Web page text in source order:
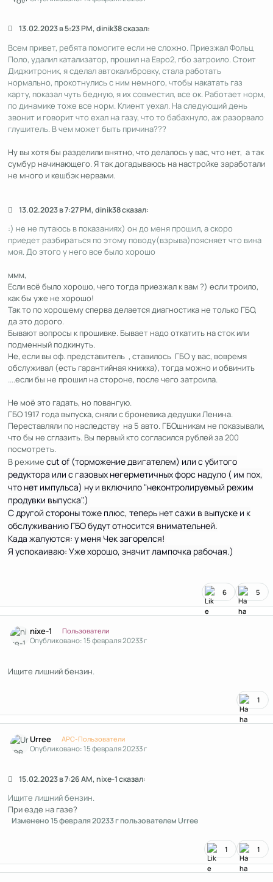
13.02.2023 в 5:23 PM, dinik38 сказал:
Всем привет, ребята помогите если не сложно. Приезжал Фольц
Поло, удалил катализатор, прошил на Евро2, гбо затроило. Стоит
Диджитроник, я сделал автокалибровку, стала работать
нормально, прокотнулись с ним немного, чтобы накатать газ
карту, показал чуть бедную, я их совместил, все ок. Работает норм,
по динамике тоже все норм. Клиент уехал. На следующий день
звонит и говорит что ехал на газу, что то бабахнуло, аж разорвало
глушитель. В чем может быть причина???
Ну вы хотя бы разделили внятно, что делалось у вас, что нет, а так
сумбур начинающего. Я так догадываюсь на настройке заработали
не много и кешбэк нервами.
13.02.2023 в 7:27 PM, dinik38 сказал:
:) не не путаюсь в показаниях) он до меня прошил, а скоро
приедет разбираться по этому поводу(взрыва)поясняет что вина
моя. До этого у него все было хорошо
ммм,
Если всё было хорошо, чего тогда приезжал к вам ?) если троило,
как бы уже не хорошо!
Так то по хорошему сперва делается диагностика не только ГБО,
да это дорого.
Бывают вопросы к прошивке. Бывает надо откатить на сток или
подменный подкинуть.
Не, если вы оф. представитель , ставилось ГБО у вас, вовремя
обслуживал (есть гарантийная книжка), тогда можно и обвинить
....если бы не прошил на стороне, после чего затроила.
Не моё это гадать, но повангую.
ГБО 1917 года выпуска, сняли с броневика дедушки Ленина.
Переставляли по наследству на 5 авто. ГБОшникам не показывали,
что бы не сглазить. Вы первый кто согласился рублей за 200
посмотреть.
В режиме cut of (торможение двигателем) или с убитого
редуктора или с газовых негерметичных форс надуло ( им пох,
что нет импульса) ну и включило "неконтролируемый режим
продувки выпуска".)
С другой стороны тоже плюс, теперь нет сажи в выпуске и к
обслуживанию ГБО будут относится внимательней.
Када жалуются: у меня Чек загорелся!
Я успокаиваю: Уже хорошо, значит лампочка рабочая.)
6 5
nixe-1 Пользователи
Опубликовано:15 февраля 20233 г
Ищите лишний бензин.
1
Urree APC-Пользователи
Опубликовано:15 февраля 20233 г
15.02.2023 в 7:26 AM, nixe-1 сказал:
Ищите лишний бензин.
При езде на газе?
Изменено15 февраля 20233 гпользователем Urree
1 1